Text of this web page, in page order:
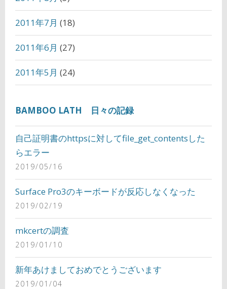
2011年7月 (18)
2011年6月 (27)
2011年5月 (24)
BAMBOO LATH 日々の記録
自己証明書のhttpsに対してfile_get_contentsした
らエラー
2019/05/16
Surface Pro3のキーボードが反応しなくなった
2019/02/19
mkcertの調査
2019/01/10
新年あけましておめでとうございます
2019/01/04